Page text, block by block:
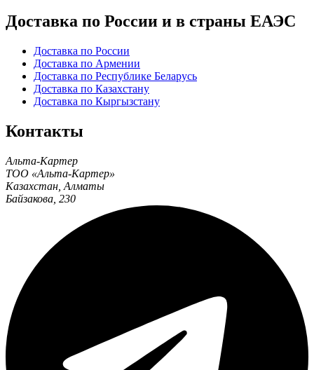
Доставка по России и в страны ЕАЭС
Доставка по России
Доставка по Армении
Доставка по Республике Беларусь
Доставка по Казахстану
Доставка по Кыргызстану
Контакты
Альта-Картер
ТОО «Альта-Картер»
Казахстан Алматы
Байзакова, 230